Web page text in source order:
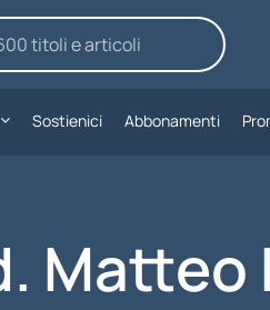
Sostienici Abbonamenti
Matteo